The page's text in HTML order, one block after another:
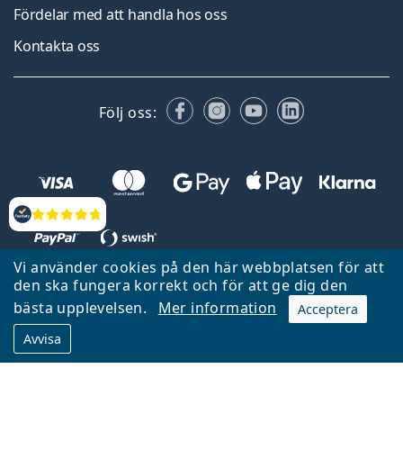
Vi använder cookies på den här webbplatsen för att
den ska fungera korrekt och för att ge dig den
bästa upplevelsen.
Mer information
Acceptera
Avvisa
Recensioner
Fördelar med att handla hos oss
Kontakta oss
Följ oss: FacebookInstagram
YouTubeLinkedIn
Tillbaka till startsidan
Gå upp
Lentiamo.se ägs och drivs av Lentiamo s.r.o., Tjeckien